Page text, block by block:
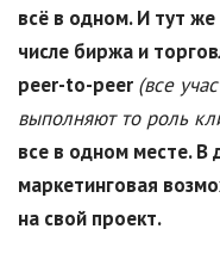
всё в одном. И тут
числе биржа и
peer-to-peer (все
выполняют то роль
все в одном месте. В
маркетинговая
на свой проект.